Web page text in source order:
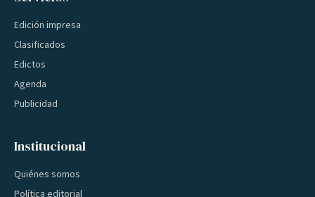
Edición impresa
Clasificados
Edictos
Agenda
Publicidad
Institucional
Quiénes somos
Política editorial